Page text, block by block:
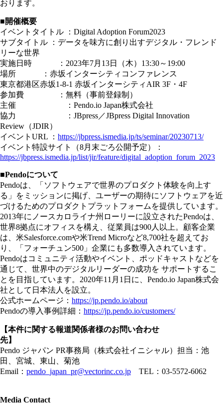
おります。
■開催概要
イベントタイトル ：Digital Adoption Forum2023
サブタイトル ：データを味方に創り出すデジタル・フレンド
リーな世界
実施日時 ：2023年7月13日（木）13:30～19:00
場所 ：赤坂インターシティコンファレンス
東京都港区赤坂1-8-1 赤坂インターシティAIR 3F・4F
参加費 ：無料（事前登録制）
主催 ：Pendo.io Japan株式会社
協力 ：JBpress／JBpress Digital Innovation
Review（JDIR）
イベントURL ： https://jbpress.ismedia.jp/ts/seminar/20230713/
イベント特設サイト（8月末ごろ公開予定）：
https://jbpress.ismedia.jp/list/jir/feature/digital_adoption_forum_2023
■Pendoについて
Pendoは、「ソフトウェアで世界のプロダクト体験を向上す
る」をミッションに掲げ、ユーザーの期待にソフトウェアを近
づけるためのプロダクトプラットフォームを提供しています。
2013年にノースカロライナ州ローリーに設立されたPendoは、
世界8拠点にオフィスを構え、従業員は900人以上。顧客企業
は、米Salesforce.comや米Trend Microなど8,700社を超えてお
り、「フォーチュン500」企業にも多数導入されています。
Pendoはコミュニティ活動やイベント、ポッドキャストなどを
通じて、世界中のデジタルリーダーの成功を サポートするこ
とを目指しています。2020年11月1日に、Pendo.io Japan株式会
社として日本法人を設立。
公式ホームページ： https://jp.pendo.io/about
Pendoの導入事例詳細： https://jp.pendo.io/customers/
【本件に関する報道関係者様のお問い合わせ
先】
Pendo ジャパン PR事務局（株式会社イニシャル）担当：池
田、宮城、東山、菊池
Email： pendo_japan_pr@vectorinc.co.jp TEL：03-5572-6062
Media Contact